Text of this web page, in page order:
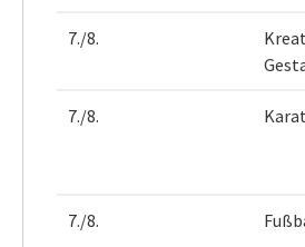
7./8.
7./8.
7./8.